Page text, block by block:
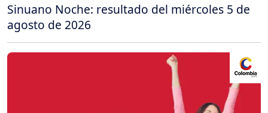
Sinuano Noche: resultado del miércoles 5 de
agosto de 2026